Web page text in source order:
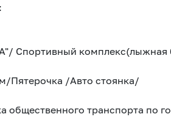
Спортивный
Пятерочка /Авто стоянка/
общественного транспорта по